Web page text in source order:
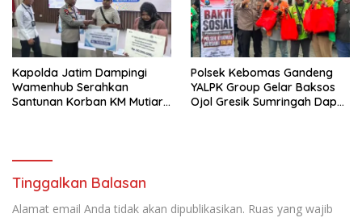
Kapolda Jatim Dampingi
Wamenhub Serahkan
Santunan Korban KM Mutiara
Polsek Kebomas Gandeng
YALPK Group Gelar Baksos
Ojol Gresik Sumringah Dapat
Tinggalkan Balasan
Alamat email Anda tidak akan dipublikasikan. Ruas yang wajib